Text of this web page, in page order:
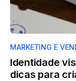
MARKETING E
Identidade
dicas para